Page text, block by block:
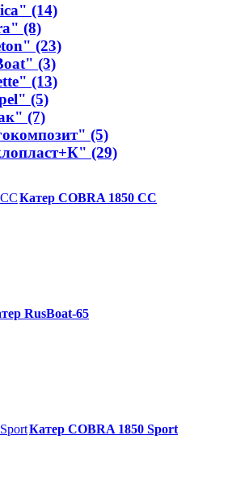
(14)
(8)
(23)
(3)
(13)
(5)
(7)
(5)
(29)
Катер COBRA 1850 CC
RusBoat-65
Катер COBRA 1850 Sport